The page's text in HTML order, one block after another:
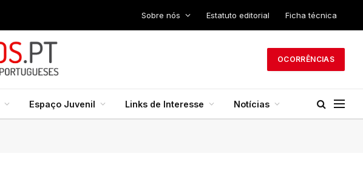
Sobre nós Estatuto editorial Ficha técnica
OCORRÊNCIAS
Espaço Juvenil Links de Interesse Notícias